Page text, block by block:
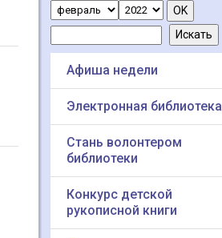
Афиша недели
Электронная библиотека
Стань волонтером
библиотеки
Конкурс детской
рукописной книги